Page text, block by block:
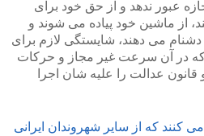
عبور ندهد و از حق خود برای
از ماشین خود پیاده می شوند و
دشنام می دهند، شایستگی لازم برای
که در آن سرعت غیر مجاز و حرکات
عدالت را علیه شان اجرا
کنند که از سایر شهروندان ایرانی